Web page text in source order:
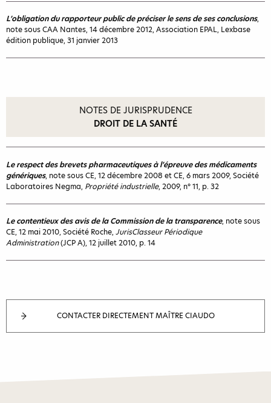
L’obligation du rapporteur public de préciser le sens de ses conclusions,
note sous CAA Nantes, 14 décembre 2012, Association EPAL, Lexbase
édition publique, 31 janvier 2013
NOTES DE JURISPRUDENCE
DROIT DE LA SANTÉ
Le respect des brevets pharmaceutiques à l’épreuve des médicaments
génériques, note sous CE, 12 décembre 2008 et CE, 6 mars 2009, Société
Laboratoires Negma, Propriété industrielle, 2009, n° 11, p. 32
Le contentieux des avis de la Commission de la transparence, note sous
CE, 12 mai 2010, Société Roche, JurisClasseur Périodique
Administration(JCP A), 12 juillet 2010, p. 14
CONTACTER DIRECTEMENT MAÎTRE CIAUDO